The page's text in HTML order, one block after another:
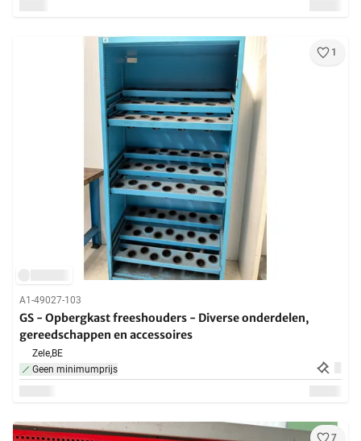
1
A1-49027-103
GS - Opbergkast freeshouders - Diverse onderdelen,
gereedschappen en accessoires
Zele,BE
Geen minimumprijs
7